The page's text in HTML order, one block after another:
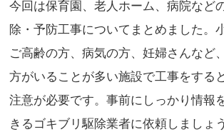
今回は保育園、老人ホーム、病院など
除・予防工事についてまとめました。
ご高齢の方、病気の方、妊婦さんなど
方がいることが多い施設で工事をする
注意が必要です。事前にしっかり情報
きるゴキブリ駆除業者に依頼しましょう